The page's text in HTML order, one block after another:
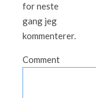
for neste
gang jeg
kommenterer.
Comment